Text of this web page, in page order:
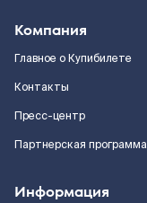
Компания
Главное о Купибилете
Контакты
Пресс-центр
Партнерская программа
Информация